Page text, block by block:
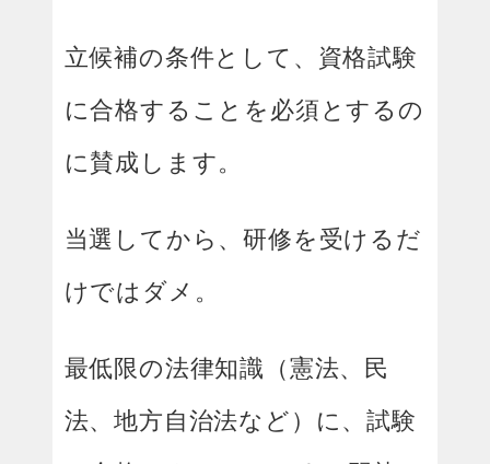
立候補の条件として、資格試験
に合格することを必須とするの
に賛成します。
当選してから、研修を受けるだ
けではダメ。
最低限の法律知識（憲法、民
法、地方自治法など）に、試験